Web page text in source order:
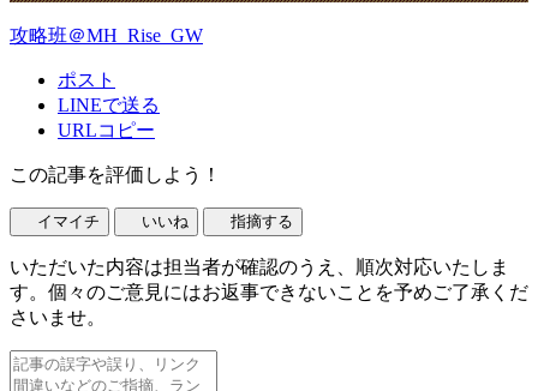
攻略班＠MH_Rise_GW
ポスト
LINEで送る
URLコピー
この記事を評価しよう！
イマイチ いいね 指摘する
いただいた内容は担当者が確認のうえ、順次対応いたしま
す。個々のご意見にはお返事できないことを予めご了承くだ
さいませ。